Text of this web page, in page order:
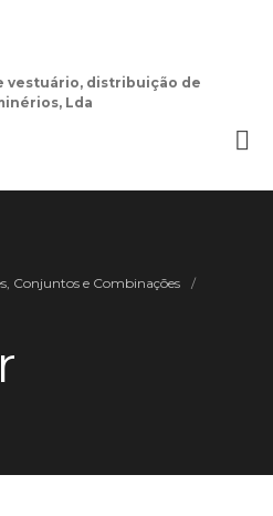
Moda Feminina
Social
vestuário, distribuição de
Lda
Conjuntos e Combinações
/